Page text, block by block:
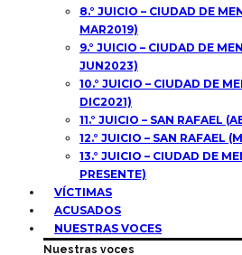
8.° JUICIO – CIUDAD DE
MAR2019)
9.° JUICIO – CIUDAD DE
JUN2023)
10.° JUICIO – CIUDAD DE
DIC2021)
11.° JUICIO – SAN RAFAEL
12.° JUICIO – SAN RAFAEL
13.° JUICIO – CIUDAD DE
PRESENTE)
VÍCTIMAS
ACUSADOS
NUESTRAS VOCES
Nuestras voces